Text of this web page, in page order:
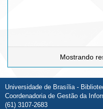
Mostrando
Universidade de Brasília -
Coordenadoria de Gestão da
(61) 3107-2683